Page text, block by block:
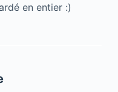
en entier :)